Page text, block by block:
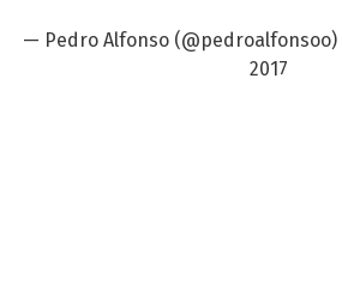
— Pedro Alfonso (@pedroalfonsoo)
2017